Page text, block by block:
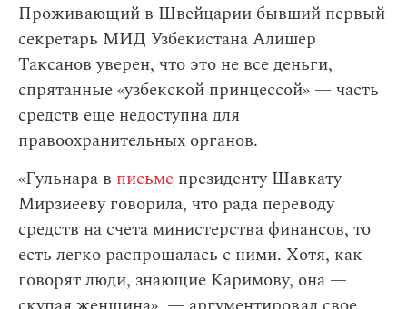
Проживающий в Швейцарии бывший первый
секретарь МИД Узбекистана Алишер
Таксанов уверен, что это не все деньги,
спрятанные «узбекской принцессой» — часть
средств еще недоступна для
правоохранительных органов.
«Гульнара в письме президенту Шавкату
Мирзиееву говорила, что рада переводу
средств на счета министерства финансов, то
есть легко распрощалась с ними. Хотя, как
говорят люди, знающие Каримову, она —